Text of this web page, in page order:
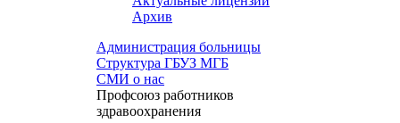
Архив
Администрация больницы
Структура ГБУЗ МГБ
СМИ о нас
Профсоюз работников
здравоохранения